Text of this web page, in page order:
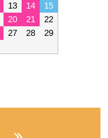
13 14
15
20 21
22
27 28
29